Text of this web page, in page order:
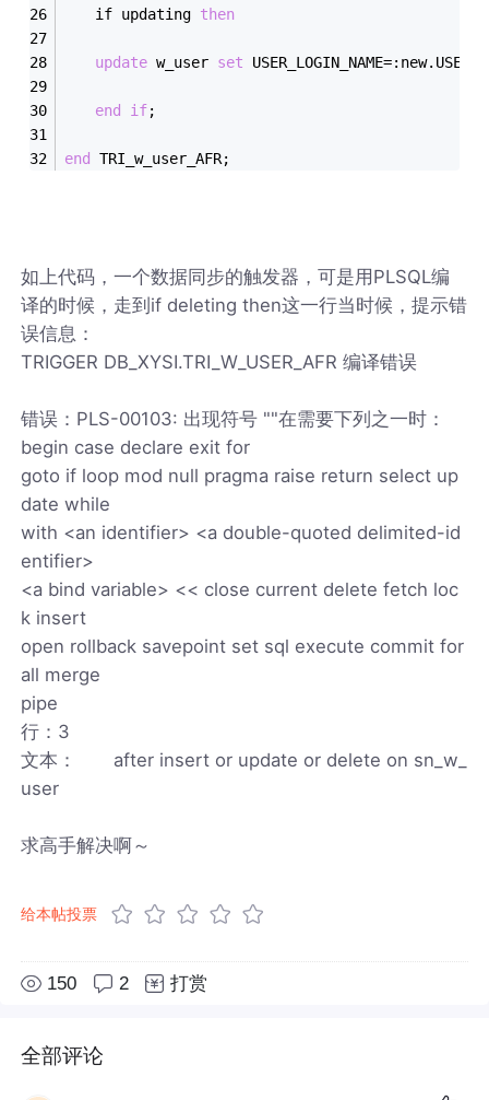
if updating then
update w_user set USER_LOGIN_NAME=
end if;
end TRI_w_user_AFR;
如上代码，一个数据同步的触发器，可是用PLSQL编
译的时候，走到if deleting then这一行当时候，提示错
误信息：
TRIGGER DB_XYSI.TRI_W_USER_AFR 编译错误
错误：PLS-00103: 出现符号 ""在需要下列之一时：
begin case declare exit for
goto if loop mod null pragma raise return select up
date while
with <an identifier> <a double-quoted delimited-id
entifier>
<a bind variable> << close current delete fetch loc
k insert
open rollback savepoint set sql execute commit for
all merge
pipe
行：3
文本： after insert or update or delete on sn_w_
user
求高手解决啊～
给本帖投票
150 2 打赏
全部评论